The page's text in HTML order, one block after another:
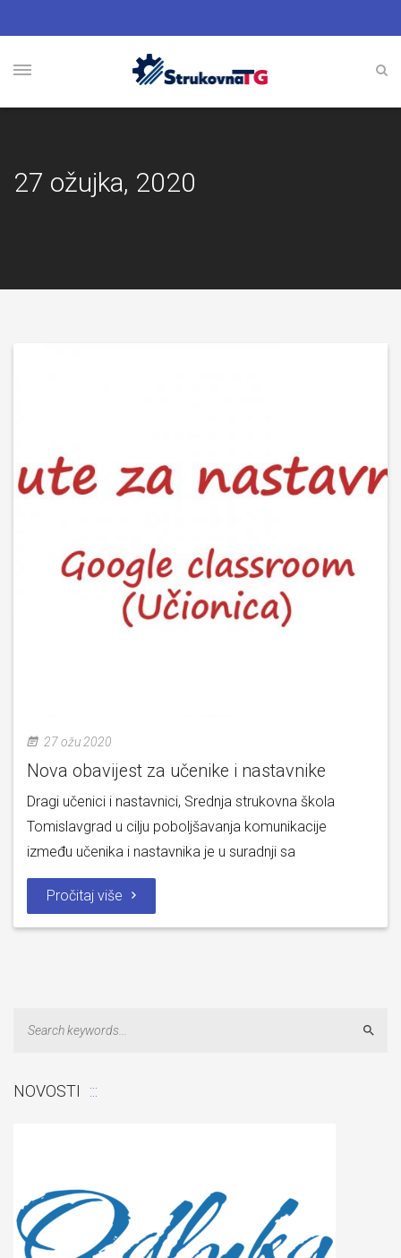
27 ožujka, 2020
27 ožu 2020
Nova obavijest za učenike i nastavnike
Dragi učenici i nastavnici, Srednja strukovna škola
Tomislavgrad u cilju poboljšavanja komunikacije
između učenika i nastavnika je u suradnji sa
Pročitaj više
NOVOSTI